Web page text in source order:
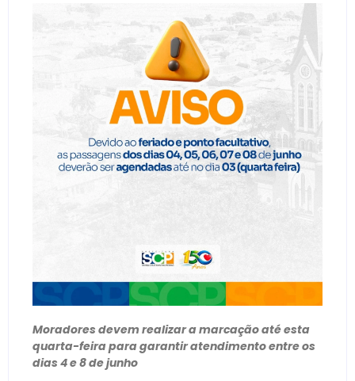
Moradores devem realizar a marcação até esta
quarta-feira para garantir atendimento entre os
dias 4 e 8 de junho